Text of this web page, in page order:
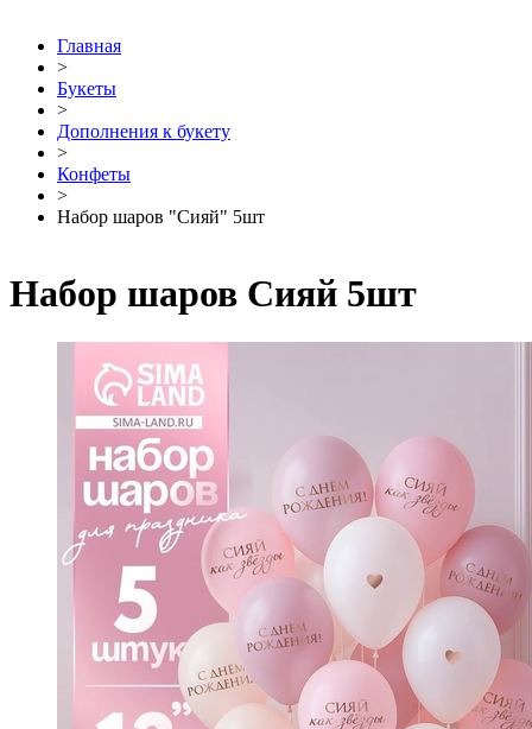
Главная
>
Букеты
>
Дополнения к букету
>
Конфеты
>
Набор шаров "Сияй" 5шт
Набор шаров Сияй 5шт